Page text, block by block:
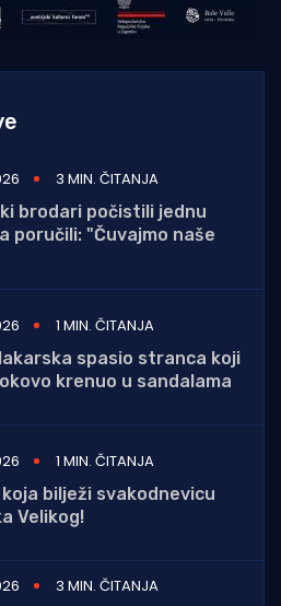
3 MIN. ČITANJA
brodari počistili jednu
poručili: "Čuvajmo naše
1 MIN. ČITANJA
spasio stranca koji
krenuo u sandalama
1 MIN. ČITANJA
bilježi svakodnevicu
Velikog!
3 MIN. ČITANJA